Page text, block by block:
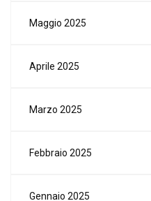
Maggio 2025
Aprile 2025
Marzo 2025
Febbraio 2025
Gennaio 2025